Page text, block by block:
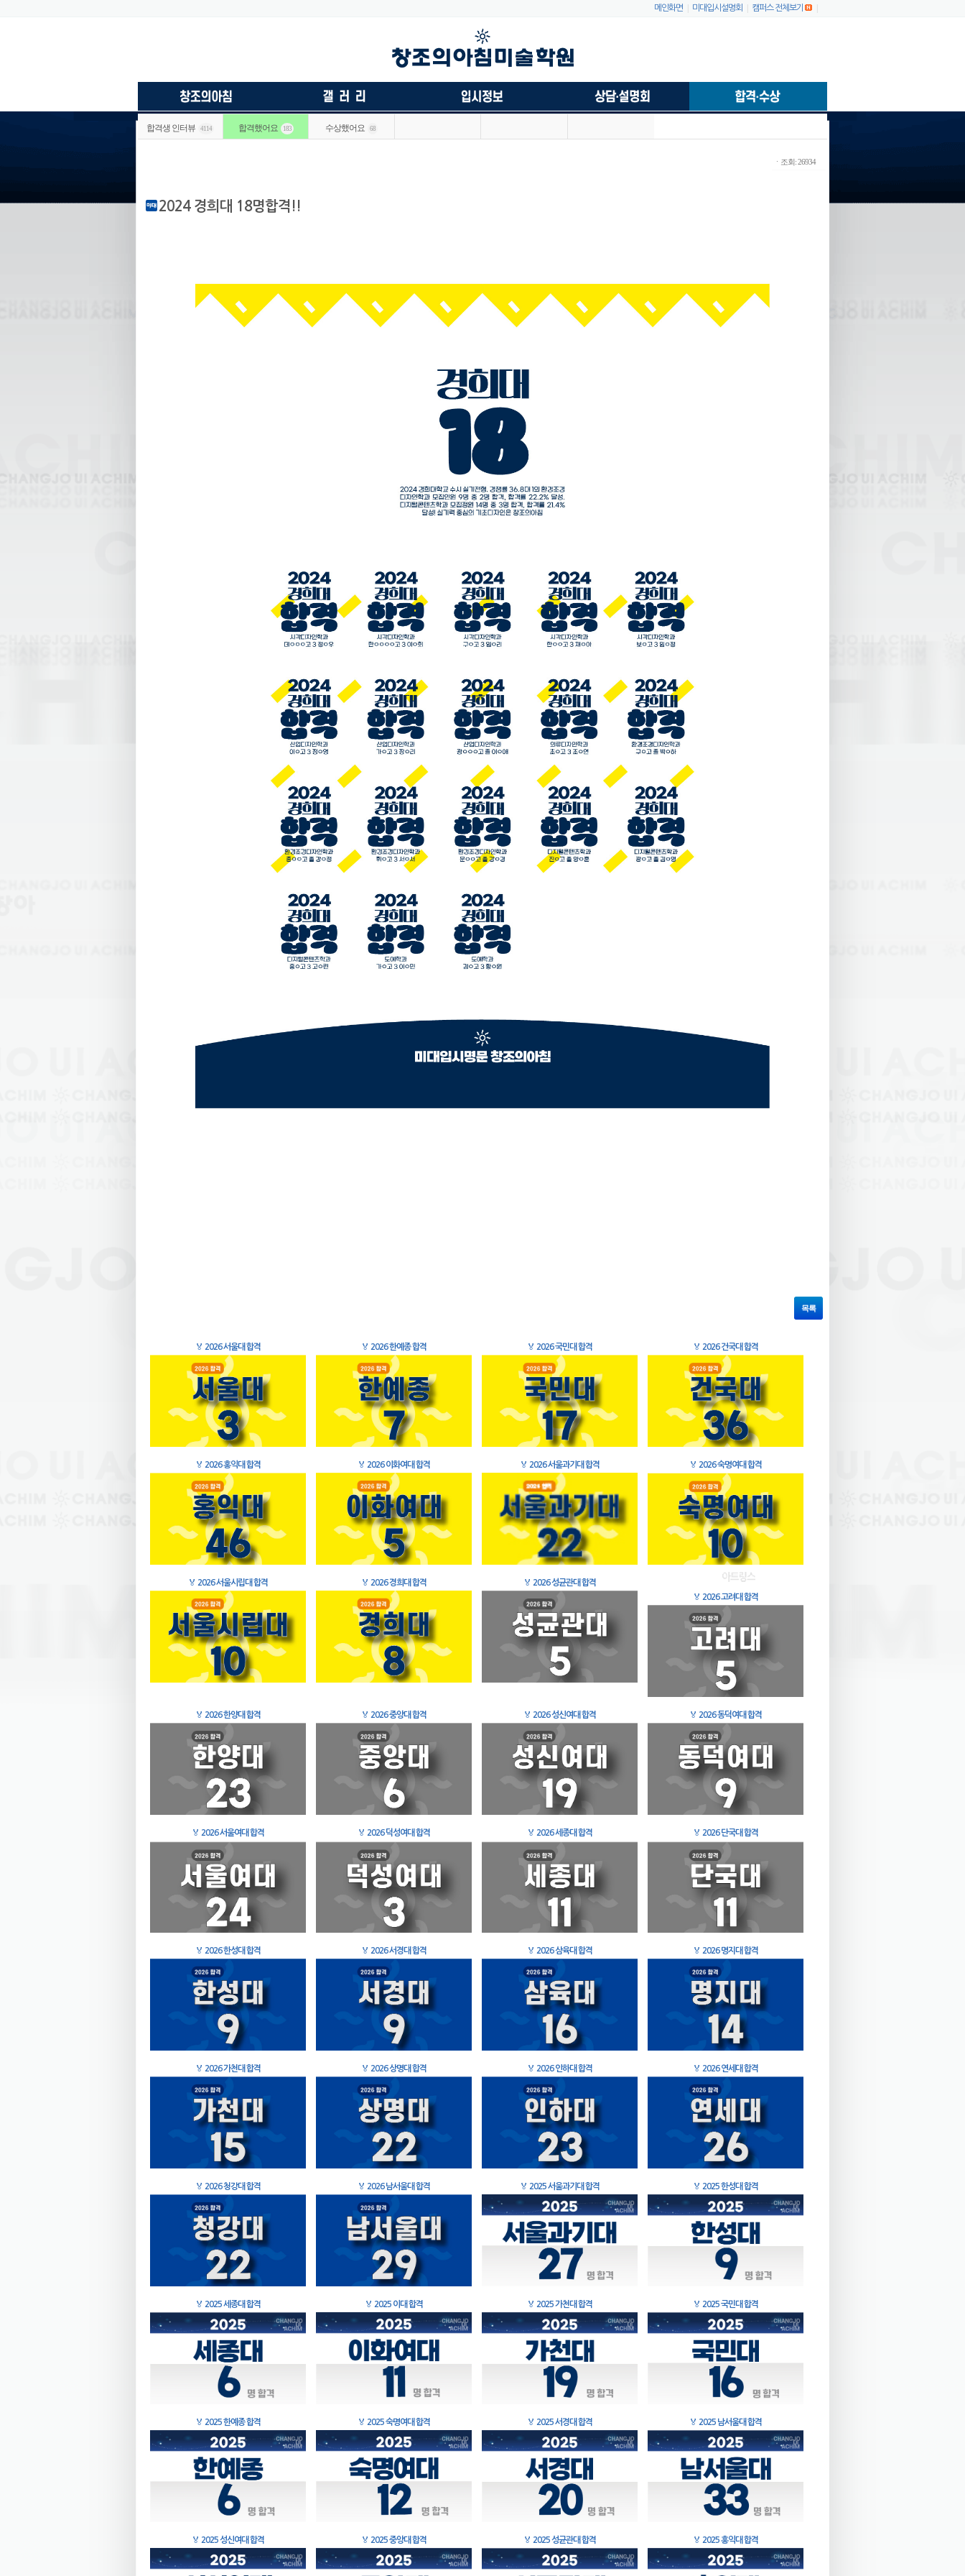
메인화면 미대입시설명회 캠퍼스 전체보기
합격생 인터뷰 4114 합격했어요 183 수상했어요 68
ㆍ조회: 26934
2024 경희대 18명합격!!
목록
🏅 2026 서울대 합격 🏅 2026 한예종 합격 🏅 2026 국민대 합격 🏅 2026 건국대 합격
🏅 2026 홍익대 합격 🏅 2026 이화여대 합격 🏅 2026 서울과기대 합격 🏅 2026 숙명여대 합격
🏅 2026 서울시립대 합격 🏅 2026 경희대 합격 🏅 2026 성균관대 합격
🏅 2026 고려대 합격
🏅 2026 한양대 합격 🏅 2026 중앙대 합격 🏅 2026 성신여대 합격 🏅 2026 동덕여대 합격
🏅 2026 서울여대 합격 🏅 2026 덕성여대 합격 🏅 2026 세종대 합격 🏅 2026 단국대 합격
🏅 2026 한성대 합격 🏅 2026 서경대 합격 🏅 2026 삼육대 합격 🏅 2026 명지대 합격
🏅 2026 가천대 합격 🏅 2026 상명대 합격 🏅 2026 인하대 합격 🏅 2026 연세대 합격
🏅 2026 청강대 합격 🏅 2026 남서울대 합격 🏅 2025 서울과기대 합격 🏅 2025 한성대 합격
🏅 2025 세종대 합격 🏅 2025 이대 합격 🏅 2025 가천대 합격 🏅 2025 국민대 합격
🏅 2025 한예종 합격 🏅 2025 숙명여대 합격 🏅 2025 서경대 합격 🏅 2025 남서울대 합격
🏅 2025 성신여대 합격 🏅 2025 중앙대 합격 🏅 2025 성균관대 합격 🏅 2025 홍익대 합격